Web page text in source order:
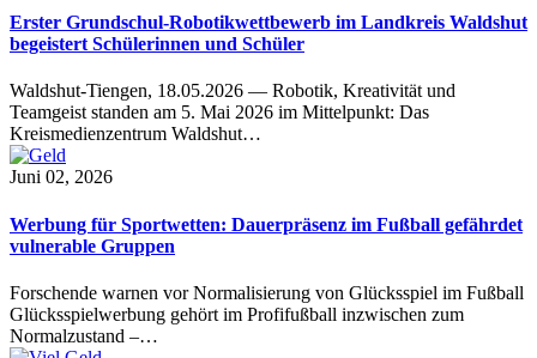
Erster Grundschul-Robotikwettbewerb im Landkreis Waldshut
begeistert Schülerinnen und Schüler
Waldshut-Tiengen, 18.05.2026 — Robotik, Kreativität und
Teamgeist standen am 5. Mai 2026 im Mittelpunkt: Das
Kreismedienzentrum Waldshut…
Juni 02, 2026
Werbung für Sportwetten: Dauerpräsenz im Fußball gefährdet
vulnerable Gruppen
Forschende warnen vor Normalisierung von Glücksspiel im Fußball
Glücksspielwerbung gehört im Profifußball inzwischen zum
Normalzustand –…